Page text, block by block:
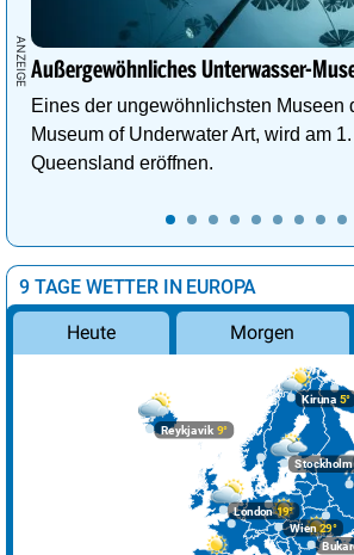
Außergewöhnliches Unterwasser-
Eines der ungewöhnlichsten Museen
Museum of Underwater Art, wird am
Queensland eröffnen.
9 TAGE WETTER IN EUROPA
Heute Morgen
London19°
Wien29°
Reykjavik 9°
Stockholm
Kiruna 5°